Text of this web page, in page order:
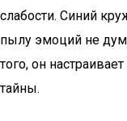
слабости. Синий
пылу эмоций не
того, он
тайны.